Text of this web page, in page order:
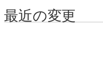
最近の変更